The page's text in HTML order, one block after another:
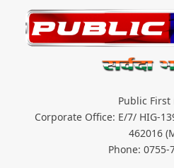
Public First
Corporate Office: E/7/ HIG-
462016
Phone: 0755-